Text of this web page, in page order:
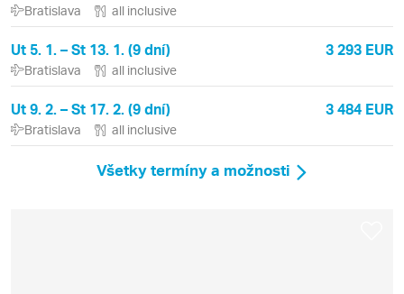
Bratislava all inclusive
Ut 5. 1. – St 13. 1. (9 dní) 3 293 EUR
Bratislava all inclusive
Ut 9. 2. – St 17. 2. (9 dní) 3 484 EUR
Bratislava all inclusive
Všetky termíny a možnosti